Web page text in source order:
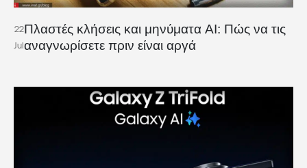
22
Jul
Πλαστές κλήσεις και μηνύματα AI: Πώς να τις
αναγνωρίσετε πριν είναι αργά